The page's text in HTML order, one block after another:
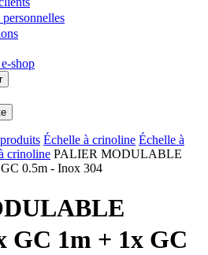
shop
Échelle à crinoline Échelle à
crinoline PALIER MODULABLE
0.5m - Inox 304
GC 1m + 1x GC